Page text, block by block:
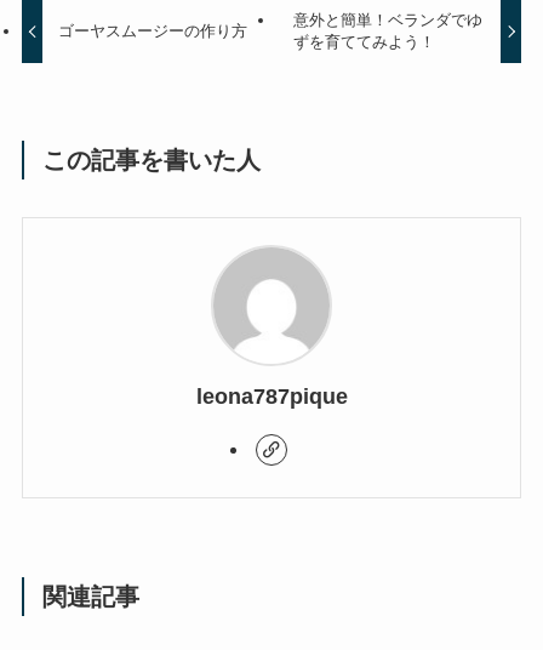
ゴーヤスムージーの作り方
意外と簡単！ベランダでゆ
ずを育ててみよう！
この記事を書いた人
leona787pique
関連記事